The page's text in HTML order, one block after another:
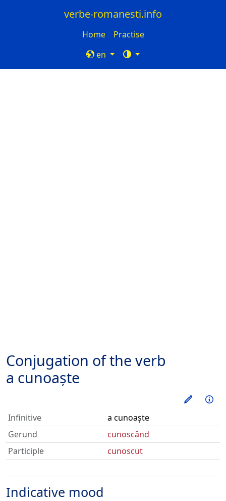
verbe-romanesti.info
Home
Practise
en
Conjugation of the verb
a cunoaște
Train
Infinitive
a cunoaște
Gerund
cunoscând
Participle
cunoscut
Indicative mood